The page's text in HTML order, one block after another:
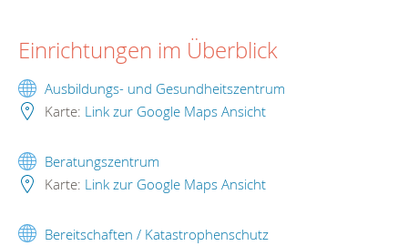
Einrichtungen im Überblick
Ausbildungs- und Gesundheitszentrum
Karte: Link zur Google Maps Ansicht
Beratungszentrum
Karte: Link zur Google Maps Ansicht
Bereitschaften / Katastrophenschutz